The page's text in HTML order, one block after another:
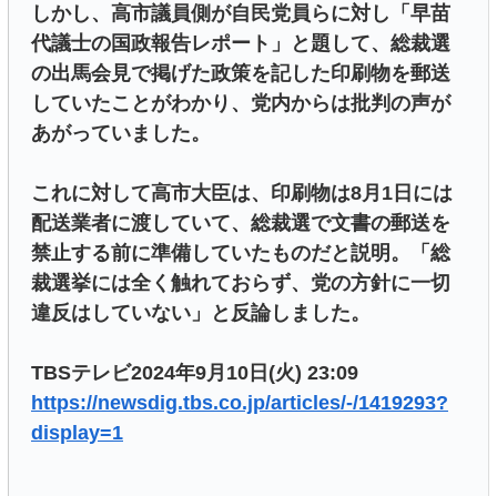
しかし、高市議員側が自民党員らに対し「早苗
代議士の国政報告レポート」と題して、総裁選
の出馬会見で掲げた政策を記した印刷物を郵送
していたことがわかり、党内からは批判の声が
あがっていました。
これに対して高市大臣は、印刷物は8月1日には
配送業者に渡していて、総裁選で文書の郵送を
禁止する前に準備していたものだと説明。「総
裁選挙には全く触れておらず、党の方針に一切
違反はしていない」と反論しました。
TBSテレビ2024年9月10日(火) 23:09
https://newsdig.tbs.co.jp/articles/-/1419293?
display=1